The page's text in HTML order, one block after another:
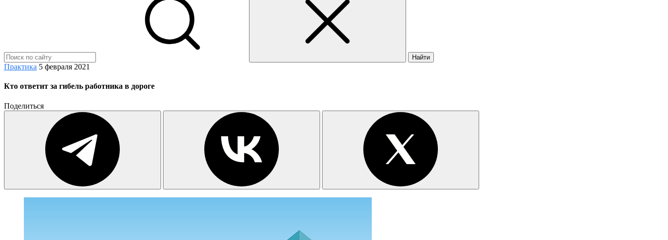
Найти
Практика 5 февраля 2021
Кто ответит за гибель работника в дороге
Поделиться